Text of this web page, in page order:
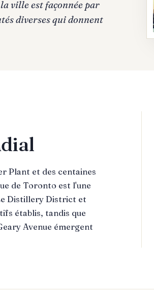
ville est façonnée par
diverses qui donnent
Plant et des centaines
de Toronto est l'une
Distillery District et
établis, tandis que
Avenue émergent